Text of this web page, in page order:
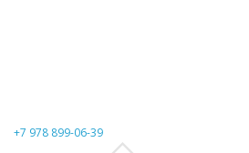
+7 978 899-06-39